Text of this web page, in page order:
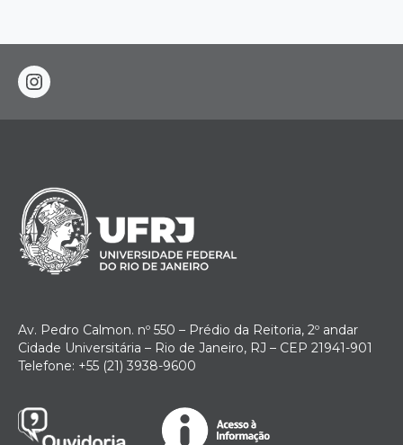
instagram
Av. Pedro Calmon. nº 550 – Prédio da Reitoria, 2º andar
Cidade Universitária – Rio de Janeiro, RJ – CEP 21941-901
Telefone: +55 (21) 3938-9600